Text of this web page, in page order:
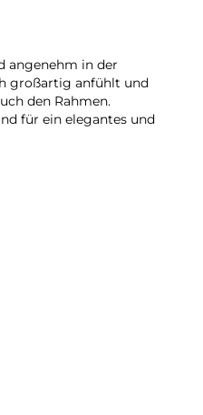
angenehm in der
großartig anfühlt und
den Rahmen.
für ein elegantes und